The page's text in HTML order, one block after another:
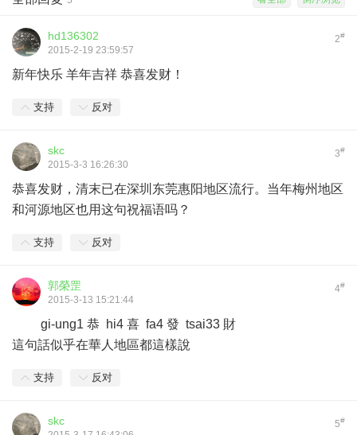
2#
hd136302
2015-2-19 23:59:57
新年快乐 羊年吉祥 恭喜发财！
支持 反对
3#
skc
2015-3-3 16:26:30
恭喜发财，清末已在深圳东莞惠阳地区流行。当年梅州地区
和河源地区也用这句祝福语吗？
支持 反对
4#
郭榮罡
2015-3-13 15:21:44
gi-ung1 恭 hi4 喜 fa4 發 tsai33 財
這句話似乎在華人地區都這樣說
支持 反对
5#
skc